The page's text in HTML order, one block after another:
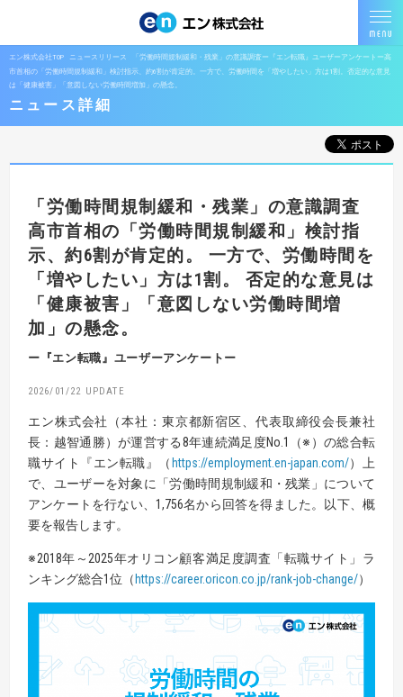
エン株式会社TOP ニュースリリース
「労働時間規制緩和・残業」の意識調査ー『エン転職』ユーザーアンケートー高
市首相の「労働時間規制緩和」検討指示、約6割が肯定的。一方で、労働時間を「増やしたい」方は1割。否定的な意見
は「健康被害」「意図しない労働時間増加」の懸念。
ニュース詳細
「労働時間規制緩和・残業」の意識調査
高市首相の「労働時間規制緩和」検討指
示、約6割が肯定的。 一方で、労働時間を
「増やしたい」方は1割。 否定的な意見は
「健康被害」「意図しない労働時間増
加」の懸念。
ー『エン転職』ユーザーアンケートー
2026/01/22
エン株式会社（本社：東京都新宿区、代表取締役会長兼社
長：越智通勝）が運営する8年連続満足度No.1（※）の総合転
職サイト『エン転職』（ https://employment.en-japan.com/）上
で、ユーザーを対象に「労働時間規制緩和・残業」について
アンケートを行ない、1,756名から回答を得ました。以下、概
要を報告します。
※2018年～2025年オリコン顧客満足度調査「転職サイト」ラ
ンキング総合1位（ https://career.oricon.co.jp/rank-job-change/）